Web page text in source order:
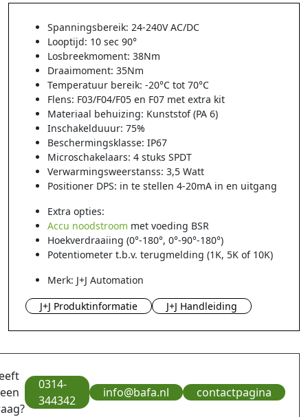
Spanningsbereik: 24-240V AC/DC
Looptijd: 10 sec 90°
Losbreekmoment: 38Nm
Draaimoment: 35Nm
Temperatuur bereik: -20°C tot 70°C
Flens: F03/F04/F05 en F07 met extra kit
Materiaal behuizing: Kunststof (PA 6)
Inschakelduuur: 75%
Beschermingsklasse: IP67
Microschakelaars: 4 stuks SPDT
Verwarmingsweerstanss: 3,5 Watt
Positioner DPS: in te stellen 4-20mA in en uitgang
Extra opties:
Accu noodstroom met voeding BSR
Hoekverdraaiing (0°-180°, 0°-90°-180°)
Potentiometer t.b.v. terugmelding (1K, 5K of 10K)
Merk: J+J Automation
J+J Produktinformatie
J+J Handleiding
0314-
344342
info@bafa.nl contactpagina